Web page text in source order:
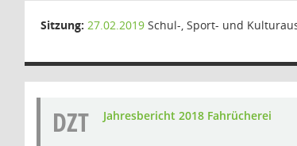
Sitzung: 27.02.2019 Schul-, Sport- und
DZT Jahresbericht 2018 Fahrücherei